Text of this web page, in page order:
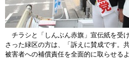
チラシと「しんぶん赤旗」宣伝紙を受
さった緑区の方は、「訴えに賛成です。
被害者への補償責任を全面的に取らせる